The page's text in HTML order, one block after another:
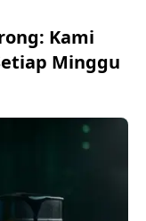
Kami
Minggu